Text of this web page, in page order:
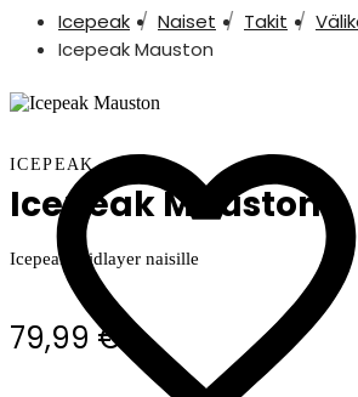
Icepeak Naiset Takit
Icepeak Mauston
ICEPEAK
Icepeak Mauston
Icepeak midlayer naisille
79,99 €